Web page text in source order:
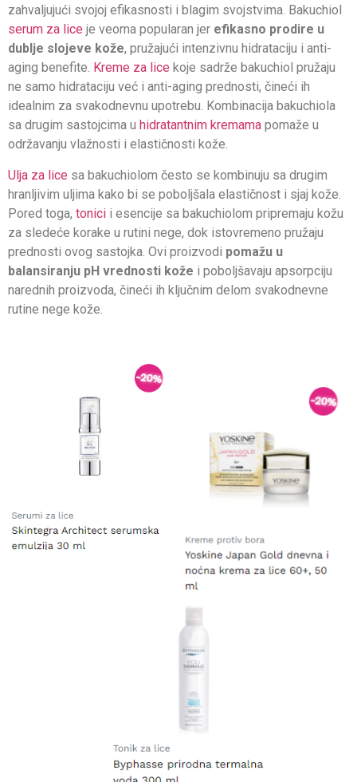
zahvaljujući svojoj efikasnosti i blagim svojstvima. Bakuchiol
serum za lice je veoma popularan jer efikasno prodire u
dublje slojeve kože, pružajući intenzivnu hidrataciju i anti-
aging benefite. Kreme za lice koje sadrže bakuchiol pružaju
ne samo hidrataciju već i anti-aging prednosti, čineći ih
idealnim za svakodnevnu upotrebu. Kombinacija bakuchiola
sa drugim sastojcima u hidratantnim kremama pomaže u
održavanju vlažnosti i elastičnosti kože.
Ulja za lice sa bakuchiolom često se kombinuju sa drugim
hranljivim uljima kako bi se poboljšala elastičnost i sjaj kože.
Pored toga, tonici i esencije sa bakuchiolom pripremaju kožu
za sledeće korake u rutini nege, dok istovremeno pružaju
prednosti ovog sastojka. Ovi proizvodi pomažu u
balansiranju pH vrednosti kože i poboljšavaju apsorpciju
narednih proizvoda, čineći ih ključnim delom svakodnevne
rutine nege kože.